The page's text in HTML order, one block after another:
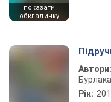
показати
обкладинку
Автори:
Бурлака
Рік: